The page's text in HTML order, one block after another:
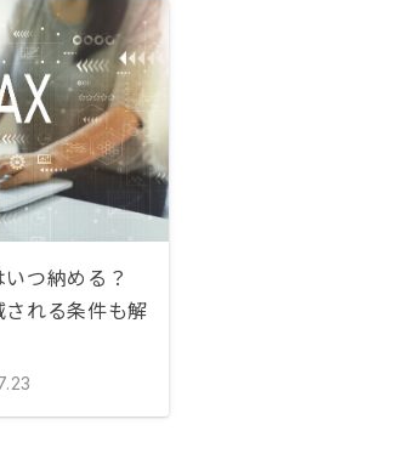
つ納める？
れる条件も解